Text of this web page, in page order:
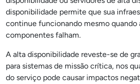
disponibilidade permite que sua
continue funcionando mesmo quando
componentes falham.
A alta disponibilidade reveste-se de
para sistemas de missão crítica, nos
do serviço pode causar impactos